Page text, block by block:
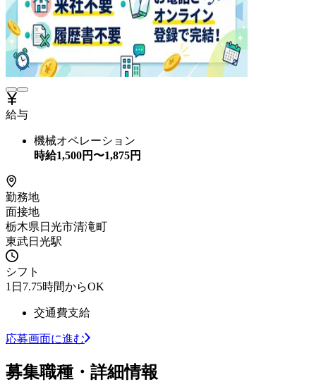
給与
機械オペレーション
時給1,500円〜1,875円
勤務地
面接地
栃木県日光市清滝町
東武日光駅
シフト
1日7.75時間からOK
交通費支給
応募画面に進む
募集職種・詳細情報